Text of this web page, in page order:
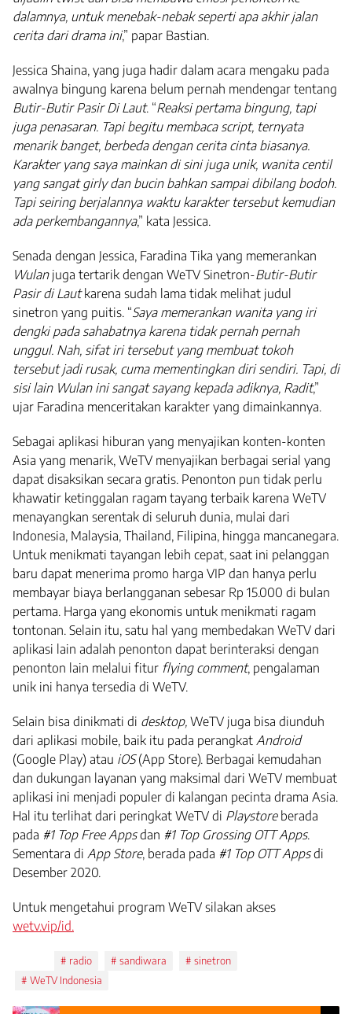
dalamnya, untuk menebak-nebak seperti apa akhir jalan
cerita dari drama ini,” papar Bastian.
Jessica Shaina, yang juga hadir dalam acara mengaku pada
awalnya bingung karena belum pernah mendengar tentang
Butir-Butir Pasir Di Laut. “Reaksi pertama bingung, tapi
juga penasaran. Tapi begitu membaca script, ternyata
menarik banget, berbeda dengan cerita cinta biasanya.
Karakter yang saya mainkan di sini juga unik, wanita centil
yang sangat girly dan bucin bahkan sampai dibilang bodoh.
Tapi seiring berjalannya waktu karakter tersebut kemudian
ada perkembangannya,” kata Jessica.
Senada dengan Jessica, Faradina Tika yang memerankan
Wulanjuga tertarik dengan WeTV Sinetron-Butir-Butir
Pasir di Lautkarena sudah lama tidak melihat judul
sinetron yang puitis. “Saya memerankan wanita yang iri
dengki pada sahabatnya karena tidak pernah pernah
unggul. Nah, sifat iri tersebut yang membuat tokoh
tersebut jadi rusak, cuma mementingkan diri sendiri. Tapi, di
sisi lain Wulan ini sangat sayang kepada adiknya, Radit,”
ujar Faradina menceritakan karakter yang dimainkannya.
Sebagai aplikasi hiburan yang menyajikan konten-konten
Asia yang menarik, WeTV menyajikan berbagai serial yang
dapat disaksikan secara gratis. Penonton pun tidak perlu
khawatir ketinggalan ragam tayang terbaik karena WeTV
menayangkan serentak di seluruh dunia, mulai dari
Indonesia, Malaysia, Thailand, Filipina, hingga mancanegara.
Untuk menikmati tayangan lebih cepat, saat ini pelanggan
baru dapat menerima promo harga VIP dan hanya perlu
membayar biaya berlangganan sebesar Rp 15.000 di bulan
pertama. Harga yang ekonomis untuk menikmati ragam
tontonan. Selain itu, satu hal yang membedakan WeTV dari
aplikasi lain adalah penonton dapat berinteraksi dengan
penonton lain melalui fitur flying comment, pengalaman
unik ini hanya tersedia di WeTV.
Selain bisa dinikmati di desktop, WeTV juga bisa diunduh
dari aplikasi mobile, baik itu pada perangkat Android
(Google Play) atau iOS(App Store). Berbagai kemudahan
dan dukungan layanan yang maksimal dari WeTV membuat
aplikasi ini menjadi populer di kalangan pecinta drama Asia.
Hal itu terlihat dari peringkat WeTV di Playstoreberada
pada #1 Top Free Appsdan #1 Top Grossing OTT Apps.
Sementara di App Store, berada pada #1 Top OTT Appsdi
Desember 2020.
Untuk mengetahui program WeTV silakan akses
wetv.vip/id.
radio sandiwara
sinetron
WeTV Indonesia